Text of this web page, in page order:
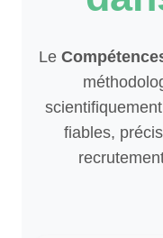
Le
fiables,